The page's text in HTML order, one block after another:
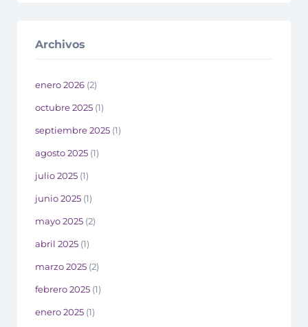
Archivos
enero 2026 (2)
octubre 2025 (1)
septiembre 2025 (1)
agosto 2025 (1)
julio 2025 (1)
junio 2025 (1)
mayo 2025 (2)
abril 2025 (1)
marzo 2025 (2)
febrero 2025 (1)
enero 2025 (1)